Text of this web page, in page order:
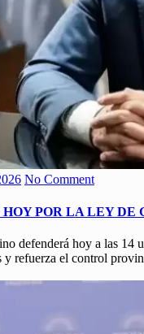
No Comment
HOY POR LA LEY DE
defenderá hoy a las 14
y refuerza el control